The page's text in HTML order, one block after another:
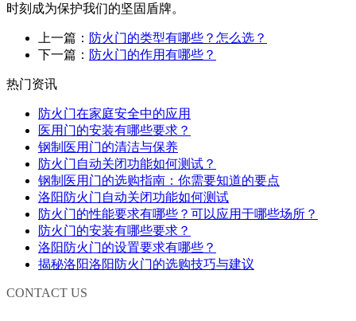
时刻成为保护我们的坚固盾牌。
上一篇： 防火门的类型有哪些？怎么选？
下一篇： 防火门的作用有哪些？
热门资讯
防火门在家庭安全中的应用
医用门的安装有哪些要求？
钢制医用门的清洁与保养
防火门自动关闭功能如何测试？
钢制医用门的选购指南：你需要知道的要点
洛阳防火门自动关闭功能如何测试
防火门的性能要求有哪些？可以应用于哪些场所？
防火门的安装有哪些要求？
洛阳防火门的设置要求有哪些？
揭秘洛阳洛阳防火门的选购技巧与建议
CONTACT US